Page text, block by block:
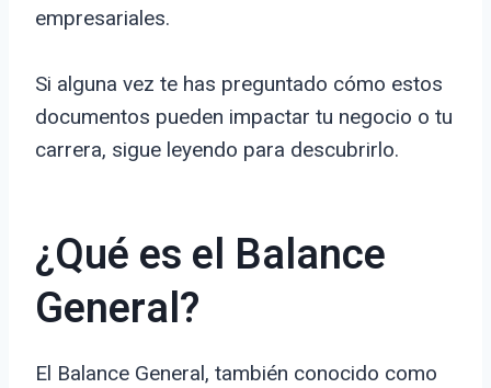
empresariales.
Si alguna vez te has preguntado cómo estos
documentos pueden impactar tu negocio o tu
carrera, sigue leyendo para descubrirlo.
¿Qué es el Balance
General?
El Balance General, también conocido como